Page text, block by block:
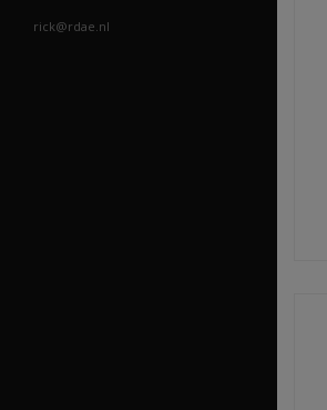
rick@rdae.nl